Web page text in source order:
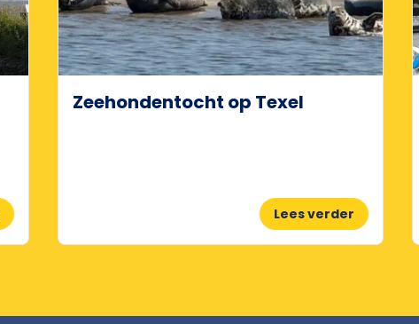
Zeehondentocht op Texel
Lees verder